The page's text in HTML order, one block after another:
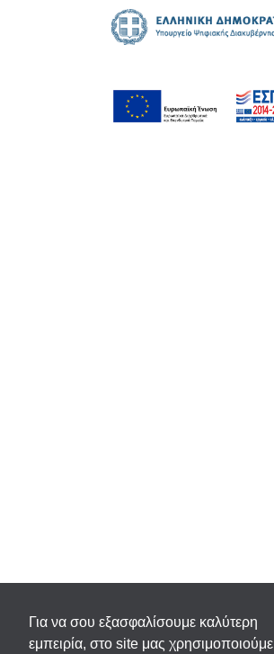
Για να σου εξασφαλίσουμε καλύτερη
εμπειρία, στο site μας χρησιμοποιούμε